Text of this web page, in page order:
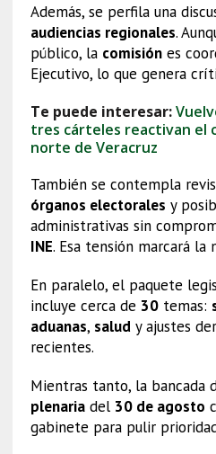
Además, se perfila una
audiencias regionales.
público, la comisiónes
Ejecutivo, lo que genera
Te puede interesar:
tres cárteles reactivan el
norte de Veracruz
También se contempla
órganos electorales y
administrativas sin
INE. Esa tensión marcará la
En paralelo, el paquete
incluye cerca de 30temas:
aduanas, saludy ajustes
recientes.
Mientras tanto, la bancada
plenariadel 30 de agosto
gabinete para pulir